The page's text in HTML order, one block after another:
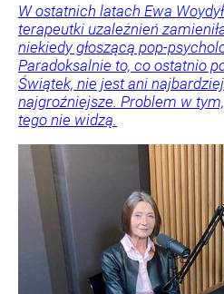
W ostatnich latach Ewa
terapeutki uzależnień
niekiedy głoszącą pop-
Paradoksalnie to, co ostatnio
Świątek, nie jest ani
najgroźniejsze. Problem w
tego nie widzą.